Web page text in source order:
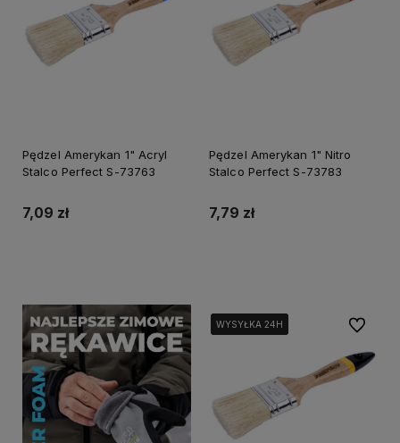
Pędzel Amerykan 1" Acryl
Stalco Perfect S-73763
7,09 zł
Pędzel Amerykan 1" Nitro
Stalco Perfect S-73783
7,79 zł
WYSYŁKA 24H
WYSYŁKA 24H
WYSYŁKA 24H Do